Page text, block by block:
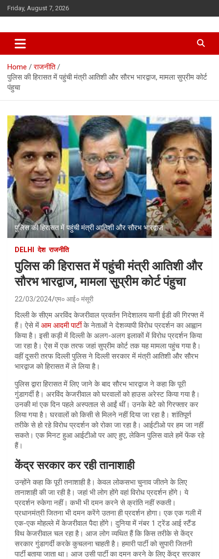
Skip
to
Friday, August 7, 2026
Home
राजनीति
पुलिस की हिरासत में पहुंची मंत्री आतिशी और सौरभ भारद्वाज, मामला सुप्रीम कोर्ट
पंहुचा
पुलिस की हिरासत में पहुंची मंत्री आतिशी और सौरभ भारद्वाज
DELHI देश राजनीति
पुलिस की हिरासत में पहुंची मंत्री आतिशी और
सौरभ भारद्वाज, मामला सुप्रीम कोर्ट पंहुचा
22/03/2024 एम० आई० मंसूरी
दिल्ली के सीएम अरविंद केजरीवाल प्रवर्तन निदेशालय यानी ईडी की गिरफ्त में
हैं। ऐसे में आम आदमी पार्टीके नेताओं ने देशव्यापी विरोध प्रदर्शन का आह्वान
किया है। इसी कड़ी में दिल्ली के अलग-अलग इलाकों में विरोध प्रदर्शन किया
जा रहा है। ऐस में एक तरफ जहां सुप्रीम कोर्ट तक यह मामला पहुंच गया है।
वहीं दूसरी तरफ दिल्ली पुलिस ने दिल्ली सरकार में मंत्री आतिशी और सौरभ
भारद्वाज को हिरासत में ले लिया है।
पुलिस द्वारा हिरासत में लिए जाने के बाद सौरभ भारद्वाज ने कहा कि पूरी
गुंडागर्दी है। अरविंद केजरीवाल को घरवालों को हाउस अरेस्ट किया गया है।
उनकी मां एक दिन पहले अस्पताल से आईं थीं। उनके बेटे को गिरफ्तार कर
लिया गया है। घरवालों को किसी से मिलने नहीं दिया जा रहा है। शांतिपूर्ण
तरीके से हो रहे विरोध प्रदर्शन को रोका जा रहा है। आईटीओ पर हम जा नहीं
सकते। एक मिनट हुआ आईटीओ पर आए हुए, लेकिन पुलिस वाले हमें फेंक रहे
हैं।
केंद्र सरकार कर रही तानाशाही
उन्होंने कहा कि पूरी तनाशाही है। केवल लोकसभा चुनाव जीतने के लिए
तानाशाही की जा रही है। जहां भी लोग होंगे वहां विरोध प्रदर्शन होंगे। ये
प्रदर्शन रुकेगा नहीं। कभी भी दमन करने से क्रांति नहीं रुकती।
प्रधानमंत्री जितना भी दमन करेंगे उतना ही प्रदर्शन होगा। एक एक गली में
एक-एक मोहल्ले में केजरीवाल पैदा होंगे। दुनिया में नंबर 1 ट्रेंड आई स्टैंड
विथ केजरीवाल चल रहा है। आज लोग व्यथित हैं कि किस तरीके से केंद्र
सरकार गुंडागर्दी करके कुचलना चाहती है। हमारी पार्टी को सुपारी जितनी
पार्टी बताया जाता था। आज उसी पार्टी का दमन करने के लिए केंद्र सरकार